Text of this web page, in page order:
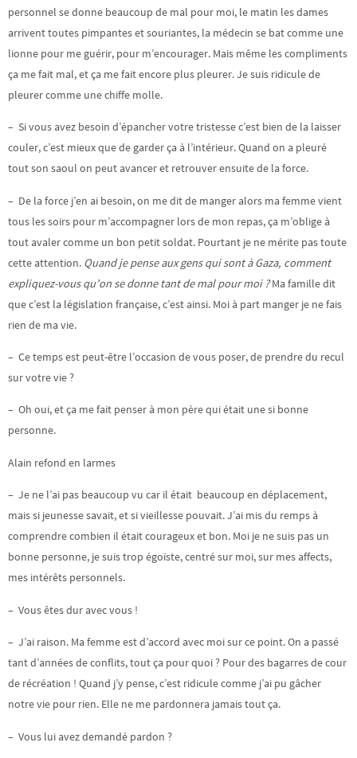
personnel se donne beaucoup de mal pour moi, le matin les dames
arrivent toutes pimpantes et souriantes, la médecin se bat comme une
lionne pour me guérir, pour m’encourager. Mais même les compliments
ça me fait mal, et ça me fait encore plus pleurer. Je suis ridicule de
pleurer comme une chiffe molle.
– Si vous avez besoin d’épancher votre tristesse c’est bien de la laisser
couler, c’est mieux que de garder ça à l’intérieur. Quand on a pleuré
tout son saoul on peut avancer et retrouver ensuite de la force.
– De la force j’en ai besoin, on me dit de manger alors ma femme vient
tous les soirs pour m’accompagner lors de mon repas, ça m’oblige à
tout avaler comme un bon petit soldat. Pourtant je ne mérite pas toute
cette attention. Quand je pense aux gens qui sont à Gaza, comment
expliquez-vous qu’on se donne tant de mal pour moi ?Ma famille dit
que c’est la législation française, c’est ainsi. Moi à part manger je ne fais
rien de ma vie.
– Ce temps est peut-être l’occasion de vous poser, de prendre du recul
sur votre vie ?
– Oh oui, et ça me fait penser à mon père qui était une si bonne
personne.
Alain refond en larmes
– Je ne l’ai pas beaucoup vu car il était beaucoup en déplacement,
mais si jeunesse savait, et si vieillesse pouvait. J’ai mis du remps à
comprendre combien il était courageux et bon. Moi je ne suis pas un
bonne personne, je suis trop égoïste, centré sur moi, sur mes affects,
mes intérêts personnels.
– Vous êtes dur avec vous !
– J’ai raison. Ma femme est d’accord avec moi sur ce point. On a passé
tant d’années de conflits, tout ça pour quoi ? Pour des bagarres de cour
de récréation ! Quand j’y pense, c’est ridicule comme j’ai pu gâcher
notre vie pour rien. Elle ne me pardonnera jamais tout ça.
– Vous lui avez demandé pardon ?